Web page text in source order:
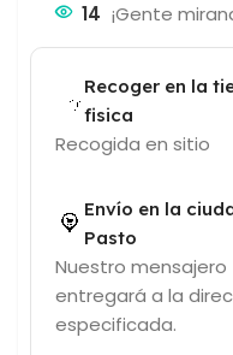
14 ¡Gente
Recoger en la
fisica
Recogida en sitio
Envío en la
Pasto
Nuestro mensajero
entregará a la
especificada.